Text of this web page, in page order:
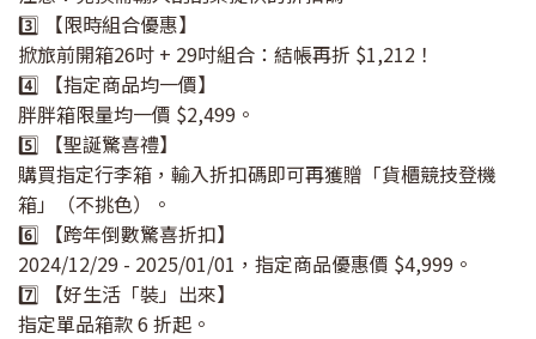
3️⃣ 【限時組合優惠】
掀旅前開箱26吋 + 29吋組合：結帳再折 $1,212！
4️⃣ 【指定商品均一價】
胖胖箱限量均一價 $2,499。
5️⃣ 【聖誕驚喜禮】
購買指定行李箱，輸入折扣碼即可再獲贈「貨櫃競技登機
箱」（不挑色）。
6️⃣ 【跨年倒數驚喜折扣】
2024/12/29 - 2025/01/01，指定商品優惠價 $4,999。
7️⃣ 【好生活「裝」出來】
指定單品箱款 6 折起。